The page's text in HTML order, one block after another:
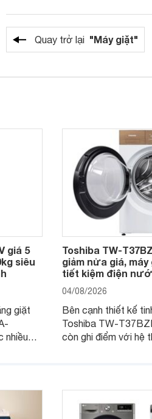
Quay trở lại "Máy giặt"
giá 5
siêu
giặt
nhiều
Toshiba TW-
giảm nửa giá,
tiết kiệm điện
04/08/2026
Bên cạnh thiết kế
Toshiba TW-
còn ghi điểm với hệ
giặt.